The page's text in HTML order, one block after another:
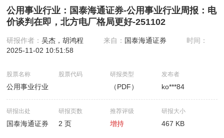
公用事业行业：国泰海通证券-公用事业行业周报：电
价谈判在即，北方电厂格局更好-251102
研报作者：吴杰，胡鸿程 来自： 国泰海通证券
时间：
2025-11-02 10:51:58
股票名称
公用事业行业
股票代码 研报类型
（PDF）
发布者
ko***84
研报出处
国泰海通证券
研报页数
2 页
推荐评级
增持
研报大小
467 KB